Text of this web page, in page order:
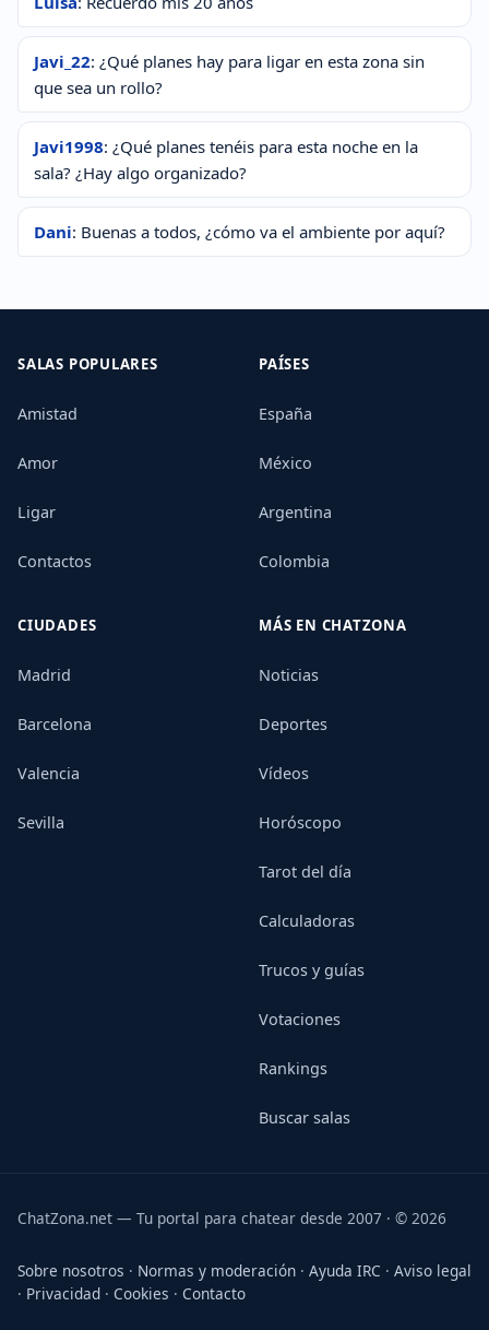
Javi_22: ¿Qué planes hay para ligar en esta zona sin
que sea un rollo?
Javi1998: ¿Qué planes tenéis para esta noche en la
sala? ¿Hay algo organizado?
Dani: Buenas a todos, ¿cómo va el ambiente por aquí?
SALAS POPULARES
Amistad
Amor
Ligar
Contactos
PAÍSES
España
México
Argentina
Colombia
CIUDADES
Madrid
Barcelona
Valencia
Sevilla
MÁS EN CHATZONA
Noticias
Deportes
Vídeos
Horóscopo
Tarot del día
Calculadoras
Trucos y guías
Votaciones
Rankings
Buscar salas
ChatZona.net — Tu portal para chatear desde 2007 · © 2026
Sobre nosotros · Normas y moderación · Ayuda IRC · Aviso legal
· Privacidad · Cookies · Contacto